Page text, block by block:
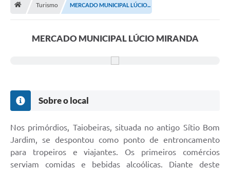
Publicações
Ouvidoria
SIC
Legislação
Notícias
Turismo MERCADO MUNICIPAL LÚCIO...
MERCADO MUNICIPAL LÚCIO MIRANDA
Sobre o local
Nos primórdios, Taiobeiras, situada no antigo Sítio Bom
Jardim, se despontou como ponto de entroncamento
para tropeiros e viajantes. Os primeiros comércios
serviam comidas e bebidas alcoólicas. Diante deste